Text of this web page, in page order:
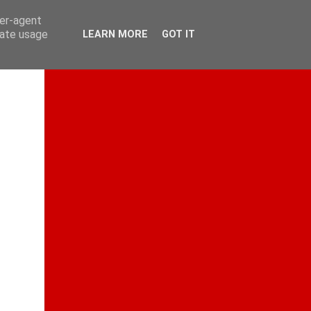
agent
usage
LEARN MORE GOT IT